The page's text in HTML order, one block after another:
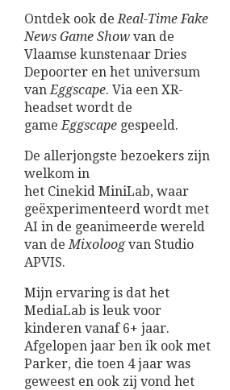
Ontdek ook de Real-Time Fake
News Game Show van de
Vlaamse kunstenaar Dries
Depoorter en het universum
van Eggscape. Via een XR-
headset wordt de
game Eggscape gespeeld.
De allerjongste bezoekers zijn
welkom in
het Cinekid MiniLab, waar
geëxperimenteerd wordt met
AI in de geanimeerde wereld
van de Mixoloogvan Studio
APVIS.
Mijn ervaring is dat het
MediaLab is leuk voor
kinderen vanaf 6+ jaar.
Afgelopen jaar ben ik ook met
Parker, die toen 4 jaar was
geweest en ook zij vond het